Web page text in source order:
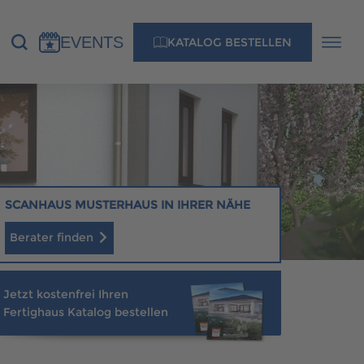
EVENTS KATALOG BESTELLEN
MUSTERHAUS FINDEN
MUSTERHAUS FINDEN
SCANHAUS MUSTERHAUS IN IHRER NÄHE
Berater finden
Jetzt kostenfrei Ihren
Fertighaus Katalog bestellen